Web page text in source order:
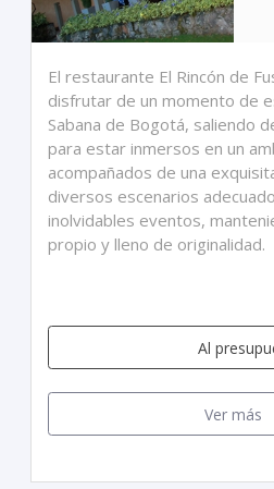
El restaurante El Rincón de
disfrutar de un momento de
Sabana de Bogotá, saliendo
para estar inmersos en un
acompañados de una
diversos escenarios
inolvidables eventos,
propio y lleno de originalidad.
Al
Ver más